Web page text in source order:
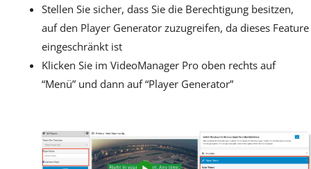
Stellen Sie sicher, dass Sie die Berechtigung besitzen,
auf den Player Generator zuzugreifen, da dieses Feature
eingeschränkt ist
Klicken Sie im VideoManager Pro oben rechts auf
“Menü” und dann auf “Player Generator”